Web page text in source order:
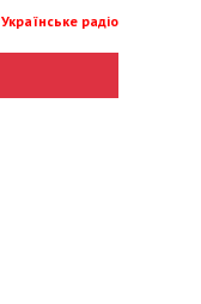
Українське радіо